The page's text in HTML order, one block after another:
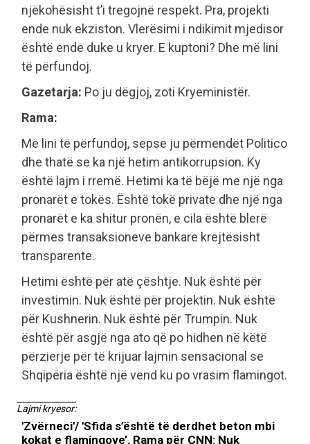
njëkohësisht t’i tregojnë respekt. Pra, projekti
ende nuk ekziston. Vlerësimi i ndikimit mjedisor
është ende duke u kryer. E kuptoni? Dhe më lini
të përfundoj.
Gazetarja: Po ju dëgjoj, zoti Kryeministër.
Rama:
Më lini të përfundoj, sepse ju përmendët Politico
dhe thatë se ka një hetim antikorrupsion. Ky
është lajm i rremë. Hetimi ka të bëjë me një nga
pronarët e tokës. Është tokë private dhe një nga
pronarët e ka shitur pronën, e cila është blerë
përmes transaksioneve bankare krejtësisht
transparente.
Hetimi është për atë çështje. Nuk është për
investimin. Nuk është për projektin. Nuk është
për Kushnerin. Nuk është për Trumpin. Nuk
është për asgjë nga ato që po hidhen në këtë
përzierje për të krijuar lajmin sensacional se
Shqipëria është një vend ku po vrasim flamingot.
Lajmi kryesor:
'Zvërneci'/ 'Sfida s’është të derdhet beton mbi
kokat e flamingove’, Rama për CNN: Nuk